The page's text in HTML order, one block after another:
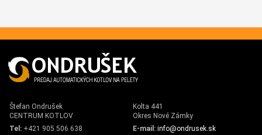
Štefan Ondrušek
CENTRUM KOTLOV
Kolta 441
Okres Nové Zámky
Tel: +421 905 506 638 E-mail: info@ondrusek.sk